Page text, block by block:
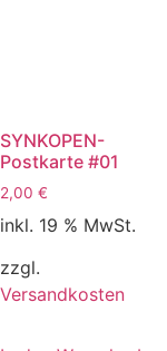
SYNKOPEN-
Postkarte #01
2,00 €
inkl. 19 % MwSt.
zzgl.
Versandkosten